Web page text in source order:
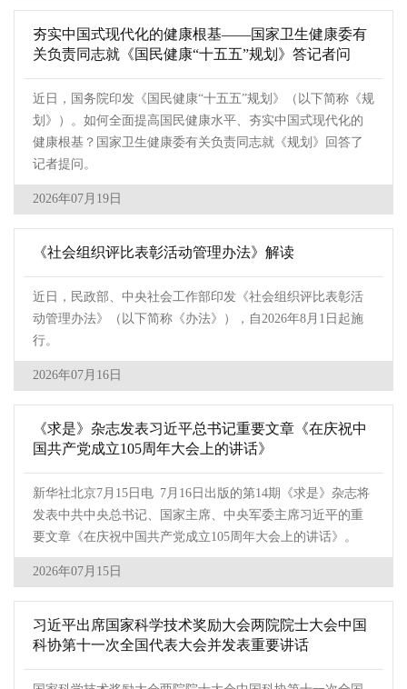
夯实中国式现代化的健康根基——国家卫生健康委有
关负责同志就《国民健康“十五五”规划》答记者问
近日，国务院印发《国民健康“十五五”规划》（以下简称《规
划》）。如何全面提高国民健康水平、夯实中国式现代化的
健康根基？国家卫生健康委有关负责同志就《规划》回答了
记者提问。
2026年07月19日
《社会组织评比表彰活动管理办法》解读
近日，民政部、中央社会工作部印发《社会组织评比表彰活
动管理办法》（以下简称《办法》），自2026年8月1日起施
行。
2026年07月16日
《求是》杂志发表习近平总书记重要文章《在庆祝中
国共产党成立105周年大会上的讲话》
新华社北京7月15日电 7月16日出版的第14期《求是》杂志将
发表中共中央总书记、国家主席、中央军委主席习近平的重
要文章《在庆祝中国共产党成立105周年大会上的讲话》。
2026年07月15日
习近平出席国家科学技术奖励大会两院院士大会中国
科协第十一次全国代表大会并发表重要讲话